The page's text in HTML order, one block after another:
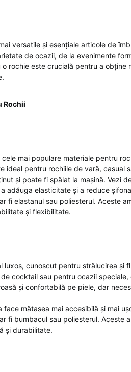
versatile și esențiale articole de
de ocazii, de la evenimente
rochie este crucială pentru a obține
Rochii
cele mai populare materiale pentru
ideal pentru rochiile de vară, casual
și poate fi spălat la mașină. Vezi
adăuga elasticitate și a reduce
fi elastanul sau poliesterul. Aceste
și flexibilitate.
luxos, cunoscut pentru strălucirea și
cocktail sau pentru ocazii
și confortabilă pe piele, dar
face mătasea mai accesibilă și mai
fi bumbacul sau poliesterul. Aceste
și durabilitate.